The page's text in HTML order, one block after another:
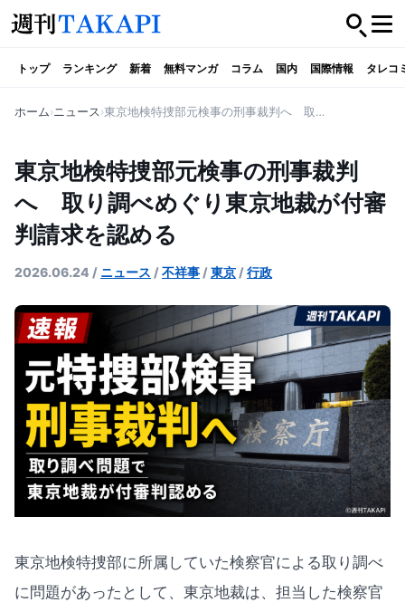
トップ ランキング 新着 無料マンガ コラム 国内 国際情報 タレコ
ホーム ニュース 東京地検特捜部元検事の刑事裁判へ 取り調べめぐり東京地裁が付審判請求を認める
東京地検特捜部元検事の刑事裁判
へ 取り調べめぐり東京地裁が付審
判請求を認める
2026.06.24 / ニュース /不祥事 /東京 /行政
東京地検特捜部に所属していた検察官による取り調べ
に問題があったとして、東京地裁は、担当した検察官